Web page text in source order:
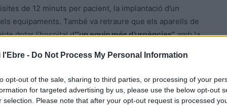
l'Ebre - Do Not Process My Personal Information
opt-out of the sale, sharing to third parties, or processing of your
for targeted advertising by us, please use the below opt-out
selection. Please note that after your opt-out request is processed
de 12 minuts per pacient, la implantació d’un
equipaments. També va retraure que els aparells de
dotar l’hospital d’“un equip més d’urgències”amb la
El candidat republicà va ser ràpid a respondre i va
segon equip d’urgències a l’Hospital Comarcal.
d’urgències el tenim coix i necessitem un altre
que vostè demana el tenim pactat amb
fer obres a l’Hospital per a poder encabir el nou